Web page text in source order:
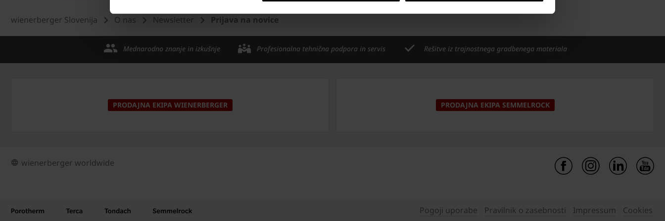
wienerberger Slovenija O nas Newsletter Prijava na novice
Mednarodno znanje in izkušnje Profesionalna tehnična podpora in servis Rešitve iz trajnostnega gradbenega materiala
PRODAJNA EKIPA WIENERBERGER PRODAJNA EKIPA SEMMELROCK
wienerberger worldwide
Pogoji uporabe Pravilnik o zasebnosti Impressum Cookies